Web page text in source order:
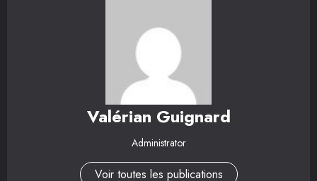
Valérian Guignard
Administrator
Voir toutes les publications